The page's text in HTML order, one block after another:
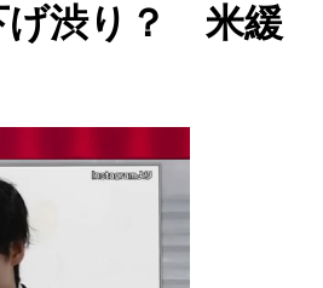
げ渋り？ 米緩